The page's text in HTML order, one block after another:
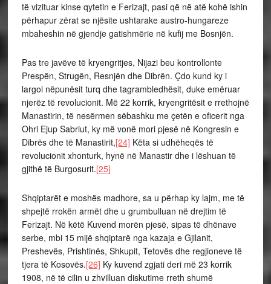
të vizituar kinse qytetin e Ferizajt, pasi që në atë kohë ishin
përhapur zërat se njësite ushtarake austro-hungareze
mbaheshin në gjendje gatishmërie në kufij me Bosnjën.
Pas tre javëve të kryengritjes, Nijazi beu kontrollonte
Prespën, Strugën, Resnjën dhe Dibrën. Çdo kund ky i
largoi nëpunësit turq dhe tagrambledhësit, duke emëruar
njerëz të revolucionit. Më 22 korrik, kryengritësit e rrethojnë
Manastirin, të nesërmen sëbashku me çetën e oficerit nga
Ohri Ejup Sabriut, ky më vonë mori pjesë në Kongresin e
Dibrës dhe të Manastirit,[24] Këta si udhëheqës të
revolucionit xhonturk, hynë në Manastir dhe i lëshuan të
gjithë të Burgosurit.[25]
Shqiptarët e moshës madhore, sa u përhap ky lajm, me të
shpejtë rrokën armët dhe u grumbulluan në drejtim të
Ferizajt. Në këtë Kuvend morën pjesë, sipas të dhënave
serbe, mbi 15 mijë shqiptarë nga kazaja e Gjilanit,
Preshevës, Prishtinës, Shkupit, Tetovës dhe regjioneve të
tjera të Kosovës.[26] Ky kuvend zgjati deri më 23 korrik
1908, në të cilin u zhvilluan diskutime rreth shumë